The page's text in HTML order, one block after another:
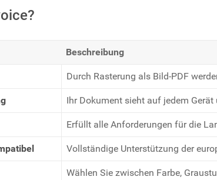
Beschreibung
Durch Rasterung als Bild-PDF
Ihr Dokument sieht auf jedem
Erfüllt alle Anforderungen für die
Vollständige Unterstützung der
Wählen Sie zwischen Farbe,